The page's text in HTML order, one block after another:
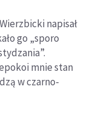
napisał
go „sporo
mnie stan
w czarno-